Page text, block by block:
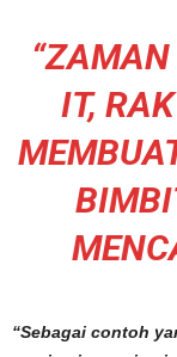
IT,
“Sebagai contoh